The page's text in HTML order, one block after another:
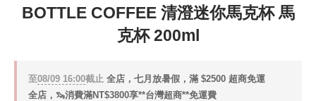
BOTTLE COFFEE 清澄迷你馬克杯 馬
克杯 200ml
至08/09 16:00截止 全店，七月放暑假，滿 $2500 超商免運
全店，🦦消費滿NT$3800享**台灣超商**免運費